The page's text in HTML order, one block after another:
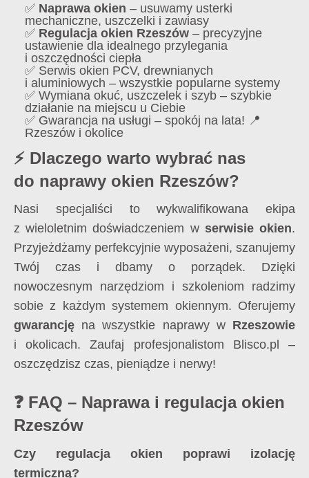
✅ Naprawa okien – usuwamy usterki
mechaniczne, uszczelki i zawiasy
✅ Regulacja okien Rzeszów – precyzyjne
ustawienie dla idealnego przylegania
i oszczędności ciepła
✅ Serwis okien PCV, drewnianych
i aluminiowych – wszystkie popularne systemy
✅ Wymiana okuć, uszczelek i szyb – szybkie
działanie na miejscu u Ciebie
✅ Gwarancja na usługi – spokój na lata! 📍
Rzeszów i okolice
⚡ Dlaczego warto wybrać nas
do naprawy okien Rzeszów?
Nasi specjaliści to wykwalifikowana ekipa
z wieloletnim doświadczeniem w serwisie okien.
Przyjeżdżamy perfekcyjnie wyposażeni, szanujemy
Twój czas i dbamy o porządek. Dzięki
nowoczesnym narzędziom i szkoleniom radzimy
sobie z każdym systemem okiennym. Oferujemy
gwarancję na wszystkie naprawy w Rzeszowie
i okolicach. Zaufaj profesjonalistom Blisco.pl –
oszczędzisz czas, pieniądze i nerwy!
❓ FAQ – Naprawa i regulacja okien
Rzeszów
Czy regulacja okien poprawi izolację
termiczną?